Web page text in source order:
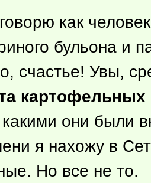
как
бульона
счастье! Увы,
картофельных
они были
я нахожу в
Но все не то.